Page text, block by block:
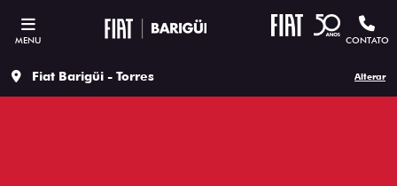
MENU CONTATO
Fiat Barigüi - Torres Alterar